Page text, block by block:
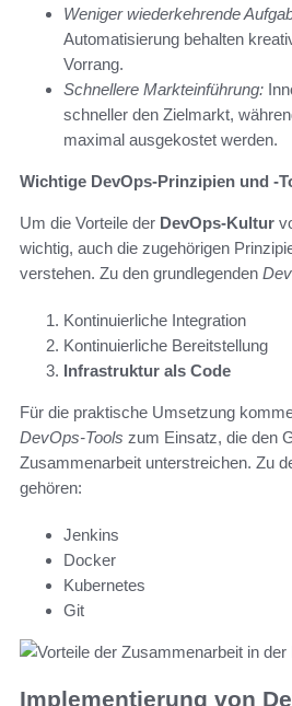
Weniger wiederkehrende
Automatisierung behalten
Vorrang.
Schnellere Markteinführung:
schneller den Zielmarkt,
maximal ausgekostet werden.
Wichtige DevOps-Prinzipien und -
Um die Vorteile der DevOps-Kultur
wichtig, auch die zugehörigen
verstehen. Zu den grundlegenden
Kontinuierliche Integration
Kontinuierliche Bereitstellung
Infrastruktur als Code
Für die praktische Umsetzung
DevOps-Tools zum Einsatz, die den
Zusammenarbeit unterstreichen. Zu
gehören:
Jenkins
Docker
Kubernetes
Git
Implementierung von